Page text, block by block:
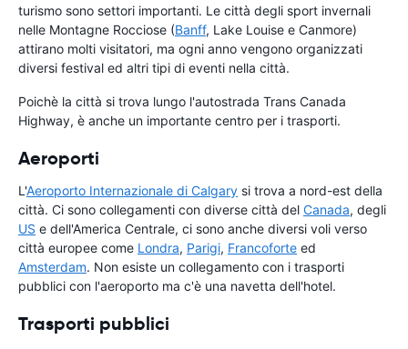
turismo sono settori importanti. Le città degli sport invernali
nelle Montagne Rocciose (Banff, Lake Louise e Canmore)
attirano molti visitatori, ma ogni anno vengono organizzati
diversi festival ed altri tipi di eventi nella città.
Poichè la città si trova lungo l'autostrada Trans Canada
Highway, è anche un importante centro per i trasporti.
Aeroporti
L'Aeroporto Internazionale di Calgary si trova a nord-est della
città. Ci sono collegamenti con diverse città del Canada, degli
US e dell'America Centrale, ci sono anche diversi voli verso
città europee come Londra, Parigi, Francoforte ed
Amsterdam. Non esiste un collegamento con i trasporti
pubblici con l'aeroporto ma c'è una navetta dell'hotel.
Trasporti pubblici